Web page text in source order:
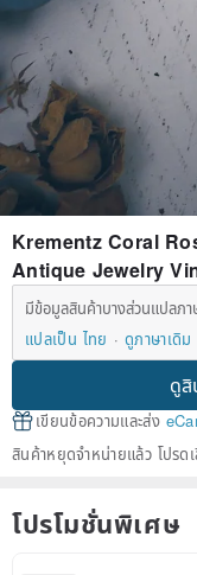
Krementz Coral
Antique Jewelry
มีข้อมูลสินค้าบางส่วนแปลภ
แปลเป็น ไทย
ดูภาษาเดิ
ดูสิ
เขียนข้อความและส่ง
สินค้าหยุดจำหน่ายแล้ว โปรด
โปรโมชั่นพิเศษ